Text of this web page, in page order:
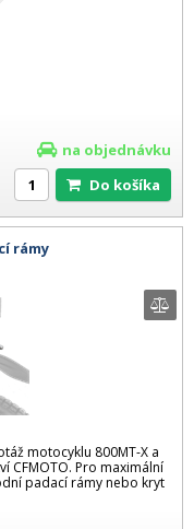
na objednávku
Do košíka
rámy
motocyklu 800MT-X a
CFMOTO. Pro maximální
padací rámy nebo kryt